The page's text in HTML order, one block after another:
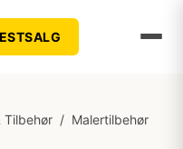
Tilbehør / Malertilbehør